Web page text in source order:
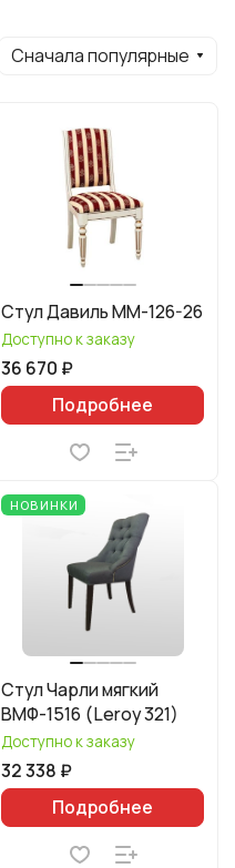
Сначала популярные
Стул Давиль ММ-126-26
Доступно к заказу
36 670 ₽
Подробнее
НОВИНКИ
Стул Чарли мягкий
ВМФ-1516 (Leroy 321)
Доступно к заказу
32 338 ₽
Подробнее